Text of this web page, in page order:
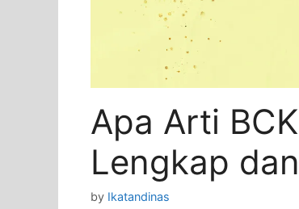
Apa Arti
Lengkap
by Ikatandinas